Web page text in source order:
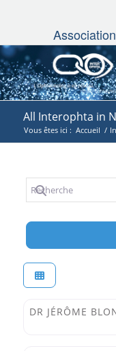
All Interophta in
Vous êtes ici : Accueil /
Recherche
Interophta
DR JÉRÔME